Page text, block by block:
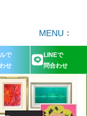
MENU
で
せ
LINEで
問合わせ